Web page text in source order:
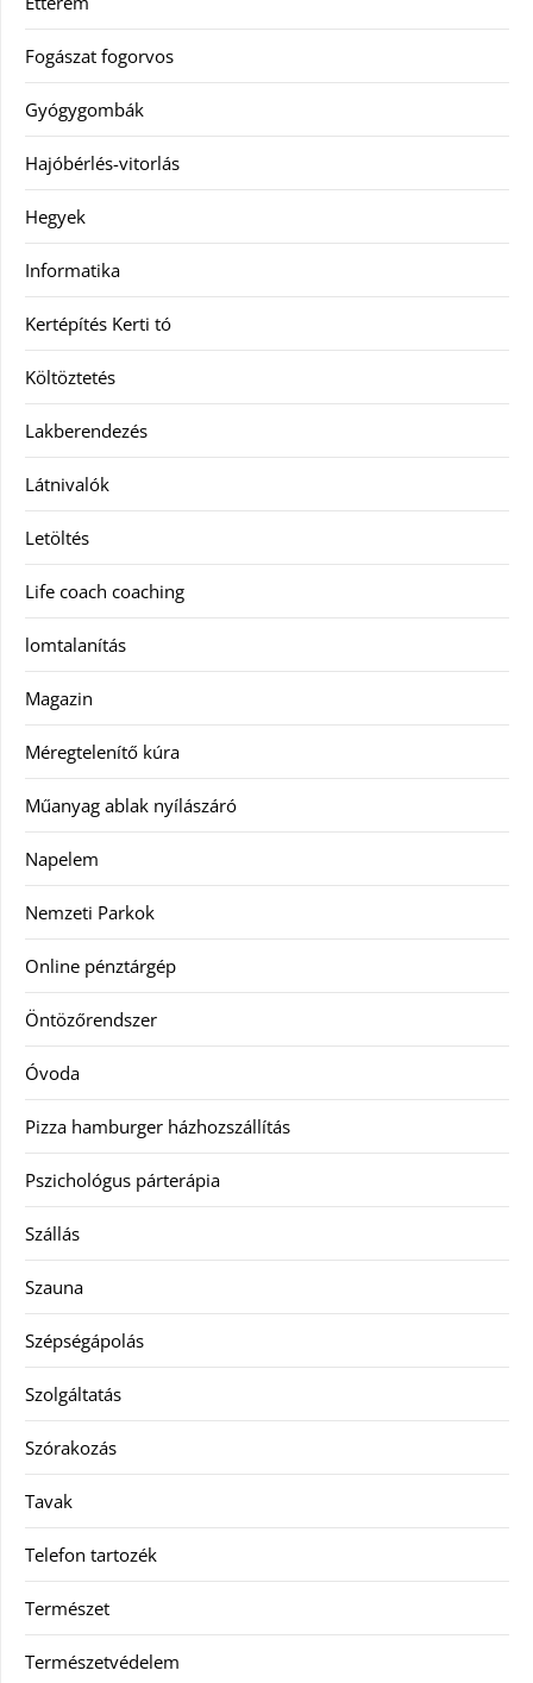
Fogászat fogorvos
Gyógygombák
Hajóbérlés-vitorlás
Hegyek
Informatika
Kertépítés Kerti tó
Költöztetés
Lakberendezés
Látnivalók
Letöltés
Life coach coaching
lomtalanítás
Magazin
Méregtelenítő kúra
Műanyag ablak nyílászáró
Napelem
Nemzeti Parkok
Online pénztárgép
Öntözőrendszer
Óvoda
Pizza hamburger házhozszállítás
Pszichológus párterápia
Szállás
Szauna
Szépségápolás
Szolgáltatás
Szórakozás
Tavak
Telefon tartozék
Természet
Természetvédelem